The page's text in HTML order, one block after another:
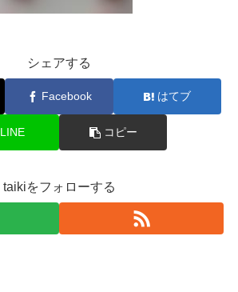
シェアする
Facebook はてブ
LINE コピー
taikiをフォローする